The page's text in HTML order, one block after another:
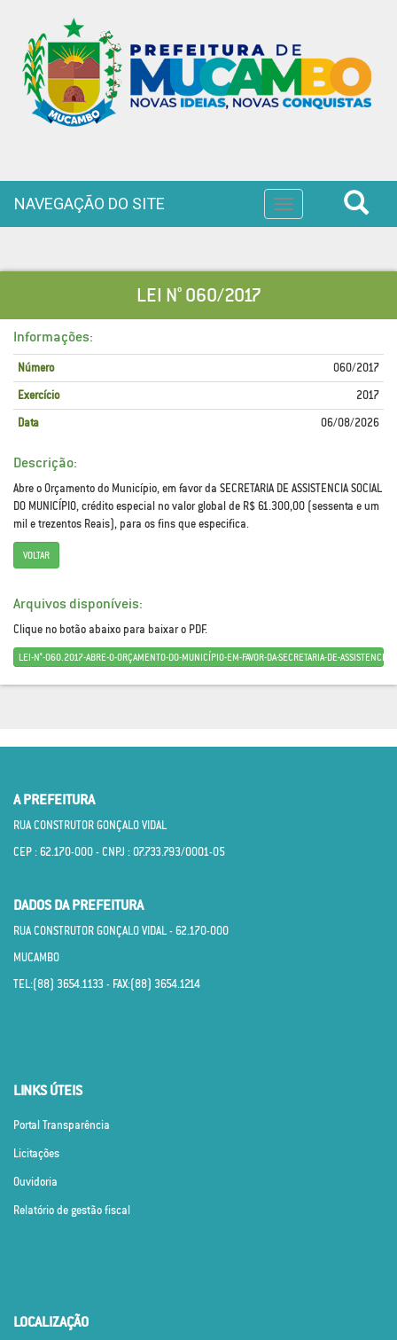
Toggle
navigation
NAVEGAÇÃO DO SITE
LEI N° 060/2017
Informações:
Número 060/2017
Exercício 2017
Data 06/08/2026
Descrição:
Abre o Orçamento do Município, em favor da SECRETARIA DE ASSISTENCIA SOCIAL
DO MUNICÍPIO, crédito especial no valor global de R$ 61.300,00 (sessenta e um
mil e trezentos Reais), para os fins que especifica.
VOLTAR
Arquivos disponíveis:
Clique no botão abaixo para baixar o PDF.
LEI-N°-060.2017-ABRE-O-ORÇAMENTO-DO-MUNICÍPIO-EM-FAVOR-DA-SECRETARIA-DE-ASSISTENCIA-
A PREFEITURA
RUA CONSTRUTOR GONÇALO VIDAL
CEP : 62.170­-000 - CNPJ : 07.733.793/0001­-05
DADOS DA PREFEITURA
RUA CONSTRUTOR GONÇALO VIDAL - 62.170­-000
MUCAMBO
TEL:(88) 3654.1133 - FAX:(88) 3654.1214
LINKS ÚTEIS
Portal Transparência
Licitações
Ouvidoria
Relatório de gestão fiscal
LOCALIZAÇÃO